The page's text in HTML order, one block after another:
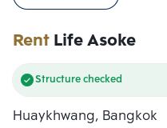
RentLife Asoke
Structure checked
Huaykhwang, Bangkok